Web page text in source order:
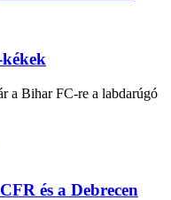
a Bihar FC-re a labdarúgó
és a Debrecen